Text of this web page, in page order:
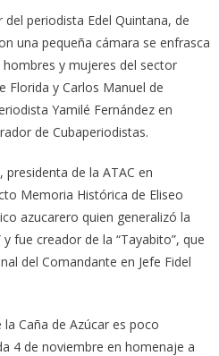
periodista Edel Quintana, de
una pequeña cámara se enfrasca
y mujeres del sector
Florida y Carlos Manuel de
Yamilé Fernández en
de Cubaperiodistas.
presidenta de la ATAC en
Memoria Histórica de Eliseo
azucarero quien generalizó la
fue creador de la “Tayabito”, que
del Comandante en Jefe Fidel
Caña de Azúcar es poco
4 de noviembre en homenaje a